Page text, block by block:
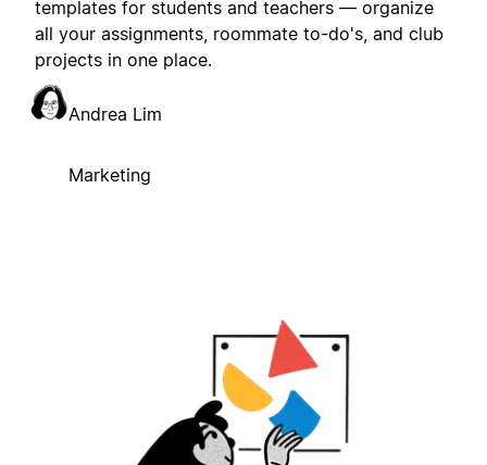
templates for students and teachers — organize
all your assignments, roommate to-do's, and club
projects in one place.
Andrea Lim
Marketing